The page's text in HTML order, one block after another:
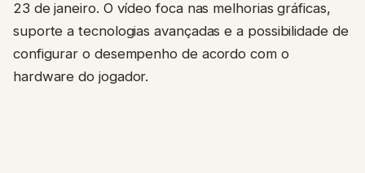
23 de janeiro. O vídeo foca nas melhorias gráficas,
suporte a tecnologias avançadas e a possibilidade de
configurar o desempenho de acordo com o
hardware do jogador.